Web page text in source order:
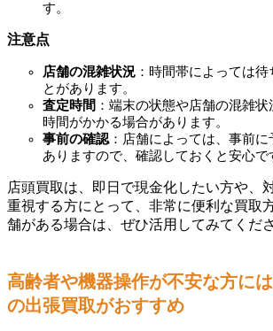
す。
注意点
店舗の混雑状況 ：時間帯によっては
とがあります。
査定時間 ：端末の状態や店舗の混雑
時間がかかる場合があります。
事前の確認：店舗によっては、事前
ありますので、確認しておくと安心で
店頭買取は、即日で現金化したい方や、
重視する方にとって、非常に便利な買取
舗がある場合は、ぜひ活用してみてくださ
高齢者や機器操作が不安な方に
の出張買取がおすすめ